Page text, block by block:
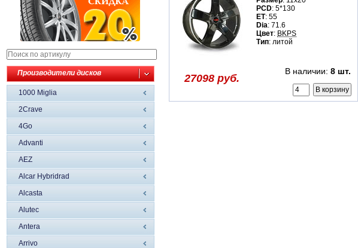
Производители дисков
1000 Miglia
2Crave
4Go
Advanti
AEZ
Alcar Hybridrad
Alcasta
Alutec
Antera
Arrivo
PCD: 5*130
ET: 55
Dia: 71.6
Цвет: BKPS
Тип: литой
27098 руб.
В наличии: 8 шт.